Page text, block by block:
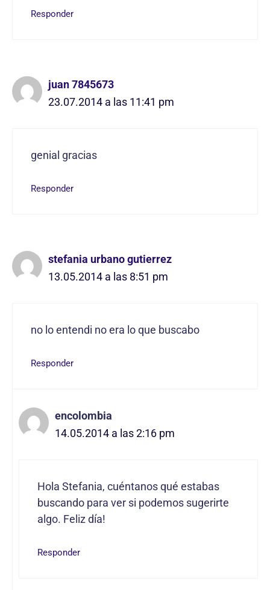
Responder
juan 7845673
23.07.2014 a las 11:41 pm
genial gracias
Responder
stefania urbano gutierrez
13.05.2014 a las 8:51 pm
no lo entendi no era lo que buscabo
Responder
encolombia
14.05.2014 a las 2:16 pm
Hola Stefania, cuéntanos qué estabas
buscando para ver si podemos sugerirte
algo. Feliz día!
Responder